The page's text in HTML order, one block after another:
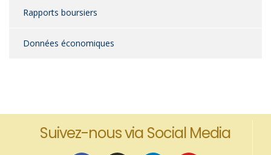
Rapports boursiers
Données économiques
Suivez-nous via Social Media